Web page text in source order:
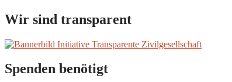
Wir sind transparent
Spenden benötigt